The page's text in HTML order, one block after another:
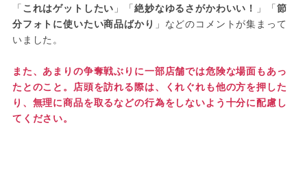
「これはゲットしたい 」「絶妙なゆるさがかわいい！ 」「節
分フォトに使いたい商品ばかり 」などのコメントが集まって
いました。
また、あまりの争奪戦ぶりに一部店舗では危険な場面もあっ
たとのこと。店頭を訪れる際は、くれぐれも他の方を押した
り、無理に商品を取るなどの行為をしないよう十分に配慮し
てください。